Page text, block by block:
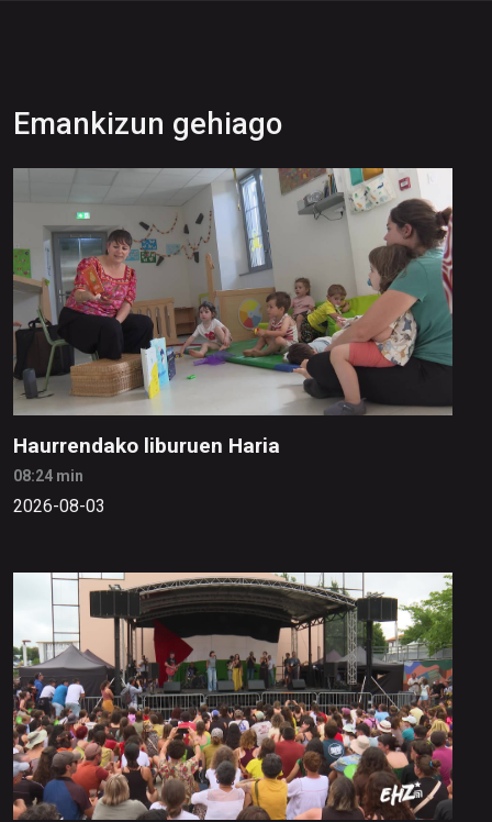
Emankizun gehiago
Haurrendako liburuen Haria
08:24 min
2026-08-03